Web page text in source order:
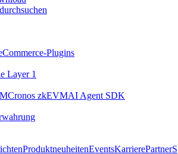
Plugins
Layer 1
Cronos zkEVMAI Agent SDK
ProduktneuheitenEventsKarrierePartnerS